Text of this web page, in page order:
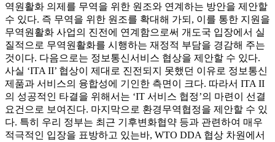
역원활화 의제를 무역을 위한 원조와 연계하는 방안을 제안할
수 있다. 즉 무역을 위한 원조를 확대해 가되, 이를 통한 지원을
무역원활화 사업의 진전에 연계함으로써 개도국 입장에서 실
질적으로 무역원활화를 시행하는 재정적 부담을 경감해 주는
것이다. 다음으로는 정보통신서비스 협상을 제안할 수 있다.
사실 ‘ITA II’ 협상이 제대로 진전되지 못했던 이유로 정보통신
제품과 서비스의 융합성에 기인한 측면이 크다. 따라서 ITA II
의 성공적인 타결을 위해서는 ‘IT 서비스 협정’의 마련이 선결
요건으로 보여진다. 마지막으로 환경무역협정을 제안할 수 있
다. 특히 우리 정부는 최근 기후변화협약 등과 관련하여 매우
적극적인 입장을 표방하고 있는바, WTO DDA 협상 차원에서